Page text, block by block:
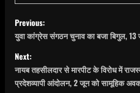
P
o
s
t
Previous:
युवा कांग्रेस संगठन चुनाव का बजा बिगुल,
Next:
नायब तहसीलदार से मारपीट के विरोध में
प्रदेशव्यापी आंदोलन, 2 जून को सामूहिक